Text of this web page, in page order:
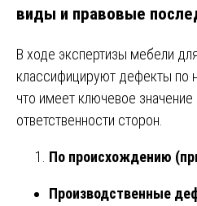
виды и правовые
В ходе экспертизы мебели
классифицируют дефекты по
что имеет ключевое
ответственности сторон.
По происхождению
Производственные